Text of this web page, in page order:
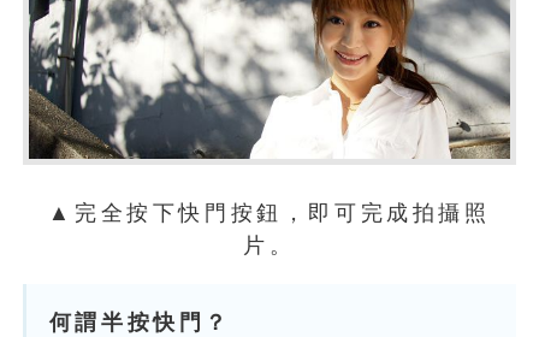
▲完全按下快門按鈕，即可完成拍攝照
片。
何謂半按快門？